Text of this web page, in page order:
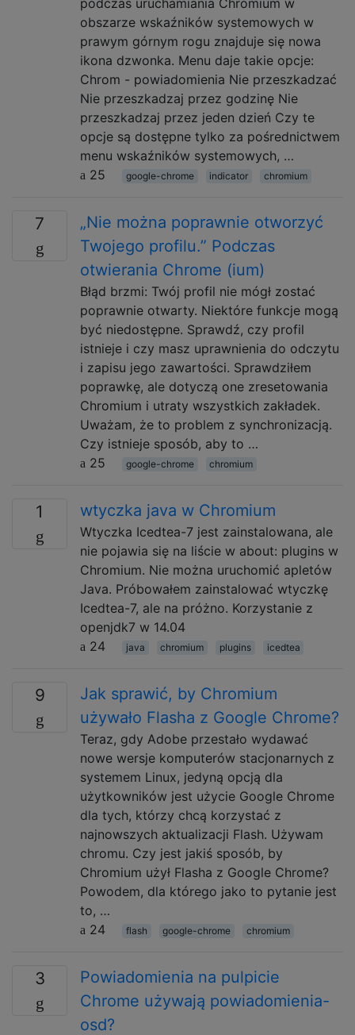
obszarze wskaźników systemowych w
prawym górnym rogu znajduje się nowa
ikona dzwonka. Menu daje takie opcje:
Chrom - powiadomienia Nie przeszkadzać
Nie przeszkadzaj przez godzinę Nie
przeszkadzaj przez jeden dzień Czy te
opcje są dostępne tylko za pośrednictwem
menu wskaźników systemowych, …
25
google-chrome indicator chromium
7
„Nie można poprawnie otworzyć
Twojego profilu.” Podczas
otwierania Chrome (ium)
Błąd brzmi: Twój profil nie mógł zostać
poprawnie otwarty. Niektóre funkcje mogą
być niedostępne. Sprawdź, czy profil
istnieje i czy masz uprawnienia do odczytu
i zapisu jego zawartości. Sprawdziłem
poprawkę, ale dotyczą one zresetowania
Chromium i utraty wszystkich zakładek.
Uważam, że to problem z synchronizacją.
Czy istnieje sposób, aby to …
25
google-chrome chromium
1 wtyczka java w Chromium
Wtyczka Icedtea-7 jest zainstalowana, ale
nie pojawia się na liście w about: plugins w
Chromium. Nie można uruchomić apletów
Java. Próbowałem zainstalować wtyczkę
Icedtea-7, ale na próżno. Korzystanie z
openjdk7 w 14.04
24
java chromium plugins icedtea
9
Jak sprawić, by Chromium
używało Flasha z Google Chrome?
Teraz, gdy Adobe przestało wydawać
nowe wersje komputerów stacjonarnych z
systemem Linux, jedyną opcją dla
użytkowników jest użycie Google Chrome
dla tych, którzy chcą korzystać z
najnowszych aktualizacji Flash. Używam
chromu. Czy jest jakiś sposób, by
Chromium użył Flasha z Google Chrome?
Powodem, dla którego jako to pytanie jest
to, …
24
flash google-chrome chromium
3
Powiadomienia na pulpicie
Chrome używają powiadomienia-
osd?